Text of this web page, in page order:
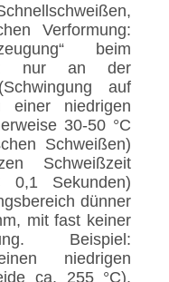
Verformung:
beim
nur an der
auf
einer niedrigen
30-50 °C
Schweißen)
Schweißzeit
0,1 Sekunden)
dünner
mit fast keiner
Beispiel:
niedrigen
ca. 255 °C).